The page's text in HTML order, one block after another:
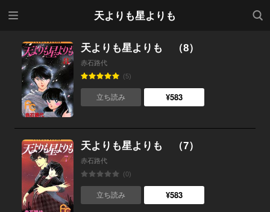
天よりも星よりも
検索
天よりも星よりも （8）
赤石路代
(5)
立ち読み ¥583
天よりも星よりも （7）
赤石路代
(0)
立ち読み ¥583